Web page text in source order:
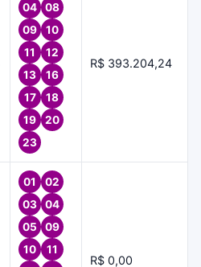
04
08
09
10
11
12
13
16
17
18
19
20
23
R$ 393.204,24
01
02
03
04
05
09
10
11
R$ 0,00